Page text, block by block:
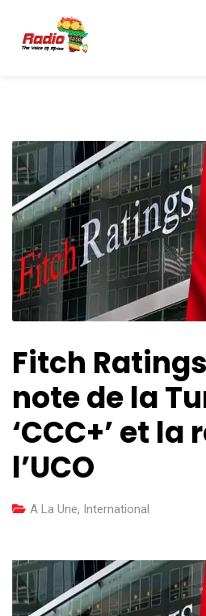
Fitch
note de la
‘CCC+’ et la
l’UCO
A La Une, International